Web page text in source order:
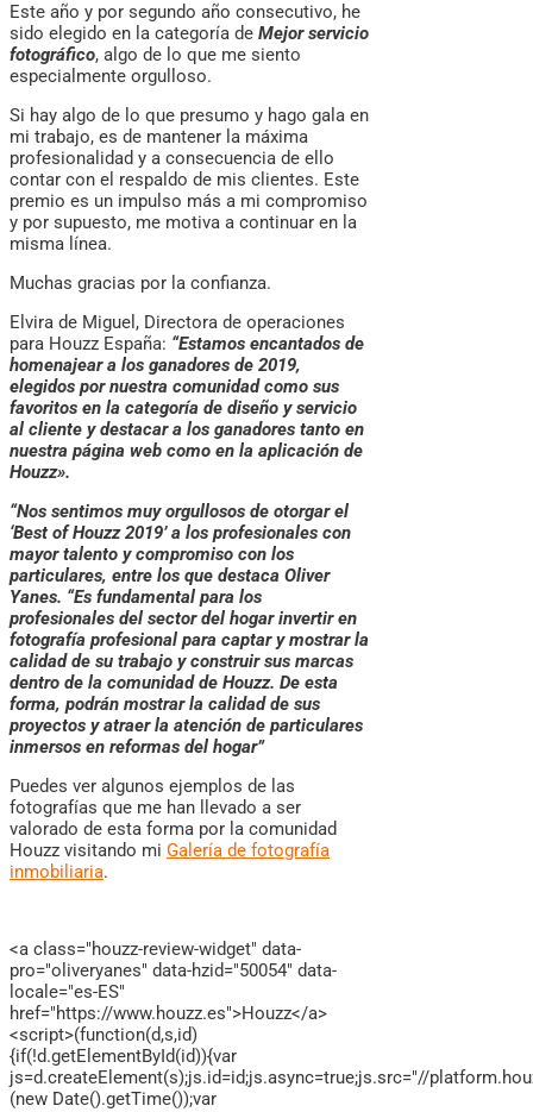
Este año y por segundo año consecutivo, he
sido elegido en la categoría de Mejor servicio
fotográfico, algo de lo que me siento
especialmente orgulloso.
Si hay algo de lo que presumo y hago gala en
mi trabajo, es de mantener la máxima
profesionalidad y a consecuencia de ello
contar con el respaldo de mis clientes. Este
premio es un impulso más a mi compromiso
y por supuesto, me motiva a continuar en la
misma línea.
Muchas gracias por la confianza.
Elvira de Miguel, Directora de operaciones
para Houzz España: “Estamos encantados de
homenajear a los ganadores de 2019,
elegidos por nuestra comunidad como sus
favoritos en la categoría de diseño y servicio
al cliente y destacar a los ganadores tanto en
nuestra página web como en la aplicación de
Houzz».
“Nos sentimos muy orgullosos de otorgar el
‘Best of Houzz 2019’ a los profesionales con
mayor talento y compromiso con los
particulares, entre los que destaca Oliver
Yanes. “Es fundamental para los
profesionales del sector del hogar invertir en
fotografía profesional para captar y mostrar la
calidad de su trabajo y construir sus marcas
dentro de la comunidad de Houzz. De esta
forma, podrán mostrar la calidad de sus
proyectos y atraer la atención de particulares
inmersos en reformas del hogar”
Puedes ver algunos ejemplos de las
fotografías que me han llevado a ser
valorado de esta forma por la comunidad
Houzz visitando mi Galería de fotografía
inmobiliaria.
<a class="houzz-review-widget" data-
pro="oliveryanes" data-hzid="50054" data-
locale="es-ES"
href="https://www.houzz.es">Houzz</a>
<script>(function(d,s,id)
{if(!d.getElementById(id)){var
js=d.createElement(s);js.id=id;js.async=true;js.src="//
(new Date().getTime());var